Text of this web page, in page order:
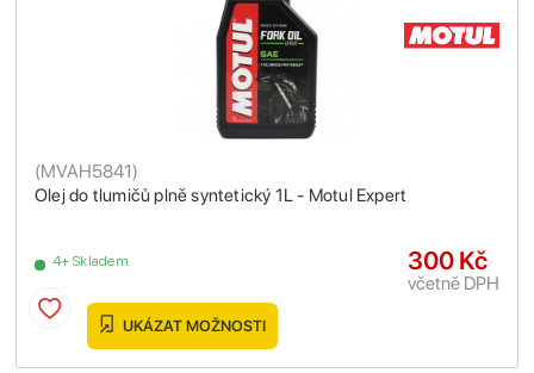
Olej do tlumičů plně syntetický 1L - Motul Expert
(MVAH5841)
4+ Skladem 300 Kč
včetně DPH
UKÁZAT MOŽNOSTI